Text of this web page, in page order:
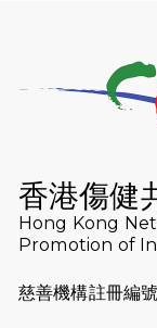
2026-07-23
2026-07-10
2026-07-09
香港傷健
Hong Kong
Promotion of
慈善機構註冊編